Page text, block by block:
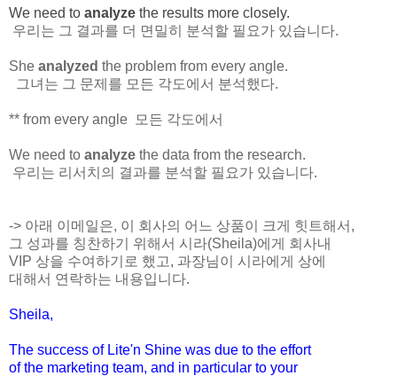
We need to analyze the results more closely.
우리는 그 결과를 더 면밀히 분석할 필요가 있습니다.
She analyzed the problem from every angle.
그녀는 그 문제를 모든 각도에서 분석했다.
** from every angle 모든 각도에서
We need to analyze the data from the research.
우리는 리서치의 결과를 분석할 필요가 있습니다.
-> 아래 이메일은, 이 회사의 어느 상품이 크게 힛트해서,
그 성과를 칭찬하기 위해서 시라(Sheila)에게 회사내
VIP 상을 수여하기로 했고, 과장님이 시라에게 상에
대해서 연락하는 내용입니다.
Sheila,
The success of Lite'n Shine was due to the effort
of the marketing team, and in particular to your